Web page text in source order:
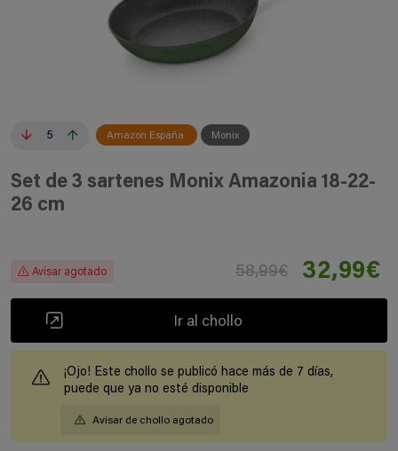
5 Amazon España Monix
Set de 3 sartenes Monix Amazonia 18-22-
26 cm
Avisar agotado 58,99€ 32,99€
Ir al chollo
¡Ojo! Este chollo se publicó hace más de 7 días,
puede que ya no esté disponible
Avisar de chollo agotado